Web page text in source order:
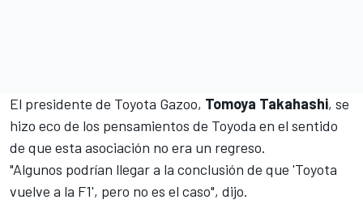
El presidente de Toyota Gazoo, Tomoya Takahashi, se
hizo eco de los pensamientos de Toyoda en el sentido
de que esta asociación no era un regreso.
"Algunos podrían llegar a la conclusión de que 'Toyota
vuelve a la F1', pero no es el caso", dijo.